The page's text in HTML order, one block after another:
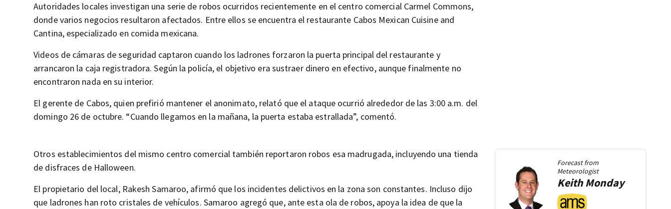
Autoridades locales investigan una serie de robos ocurridos recientemente en el centro comercial Carmel Commons,
donde varios negocios resultaron afectados. Entre ellos se encuentra el restaurante Cabos Mexican Cuisine and
Cantina, especializado en comida mexicana.
Videos de cámaras de seguridad captaron cuando los ladrones forzaron la puerta principal del restaurante y
arrancaron la caja registradora. Según la policía, el objetivo era sustraer dinero en efectivo, aunque finalmente no
encontraron nada en su interior.
El gerente de Cabos, quien prefirió mantener el anonimato, relató que el ataque ocurrió alrededor de las 3:00 a.m. del
domingo 26 de octubre. “Cuando llegamos en la mañana, la puerta estaba estrallada”, comentó.
Otros establecimientos del mismo centro comercial también reportaron robos esa madrugada, incluyendo una tienda
de disfraces de Halloween.
El propietario del local, Rakesh Samaroo, afirmó que los incidentes delictivos en la zona son constantes. Incluso dijo
que ladrones han roto cristales de vehículos. Samaroo agregó que, ante esta ola de robos, apoya la idea de que la
Forecast from
Meteorologist
KeithMonday